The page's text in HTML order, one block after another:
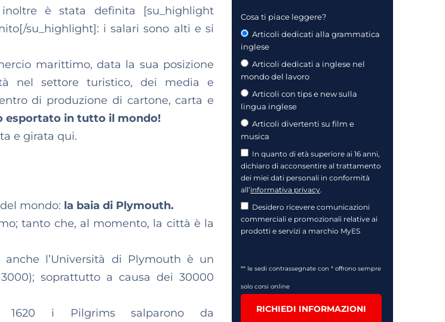
è stata definita [su_highlight
su_highlight]: i salari sono alti e si
marittimo, data la sua posizione
nel settore turistico, dei media e
di produzione di cartone, carta e
esportato in tutto il mondo!
e girata qui.
mondo: la baia di Plymouth.
tanto che, al momento, la città è la
l’Università di Plymouth è un
soprattutto a causa dei 30000
1620 i Pilgrims salparono da
Cosa ti piace leggere?
Articoli dedicati alla grammatica
inglese
Articoli dedicati a inglese nel
mondo del lavoro
Articoli con tips e new sulla
lingua inglese
Articoli divertenti su film e
musica
In quanto di età superiore ai 16 anni,
dichiaro di acconsentire al trattamento
dei miei dati personali in conformità
all’informativa privacy.
Desidero ricevere comunicazioni
commerciali e promozionali relative ai
prodotti e servizi a marchio MyES
** le sedi contrassegnate con * offrono sempre
solo corsi online
RICHIEDI INFORMAZIONI